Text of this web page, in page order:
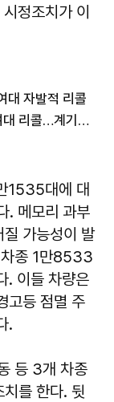
정조치가 이
대 자발적 리콜
BYD·현대차·볼보 등 6개사 14만6000여대 리콜…계기판·에어백 등 결함
1535대에 대
. 메모리 과부
가능성이 발
차종 1만8533
. 이들 차량은
고등 점멸 주
.
등 3개 차종
를 한다. 뒷